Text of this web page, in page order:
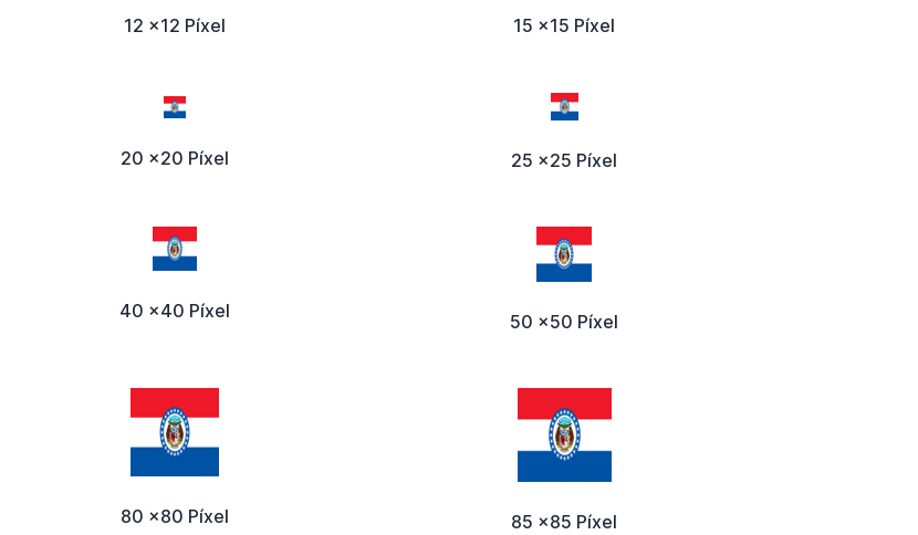
12 x12 Píxel 15 x15 Píxel
20 x20 Píxel 25 x25 Píxel
40 x40 Píxel 50 x50 Píxel
80 x80 Píxel 85 x85 Píxel